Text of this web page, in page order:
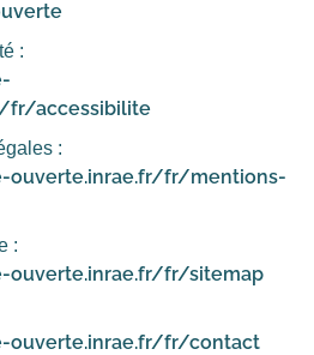
:
fr/accessibilite
:
ouverte.inrae.fr/fr/mentions-
:
ouverte.inrae.fr/fr/sitemap
ouverte.inrae.fr/fr/contact